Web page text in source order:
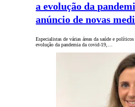
a evolução da
anúncio de novas
Especialistas de várias áreas da saúde e
evolução da pandemia da covid-19,…